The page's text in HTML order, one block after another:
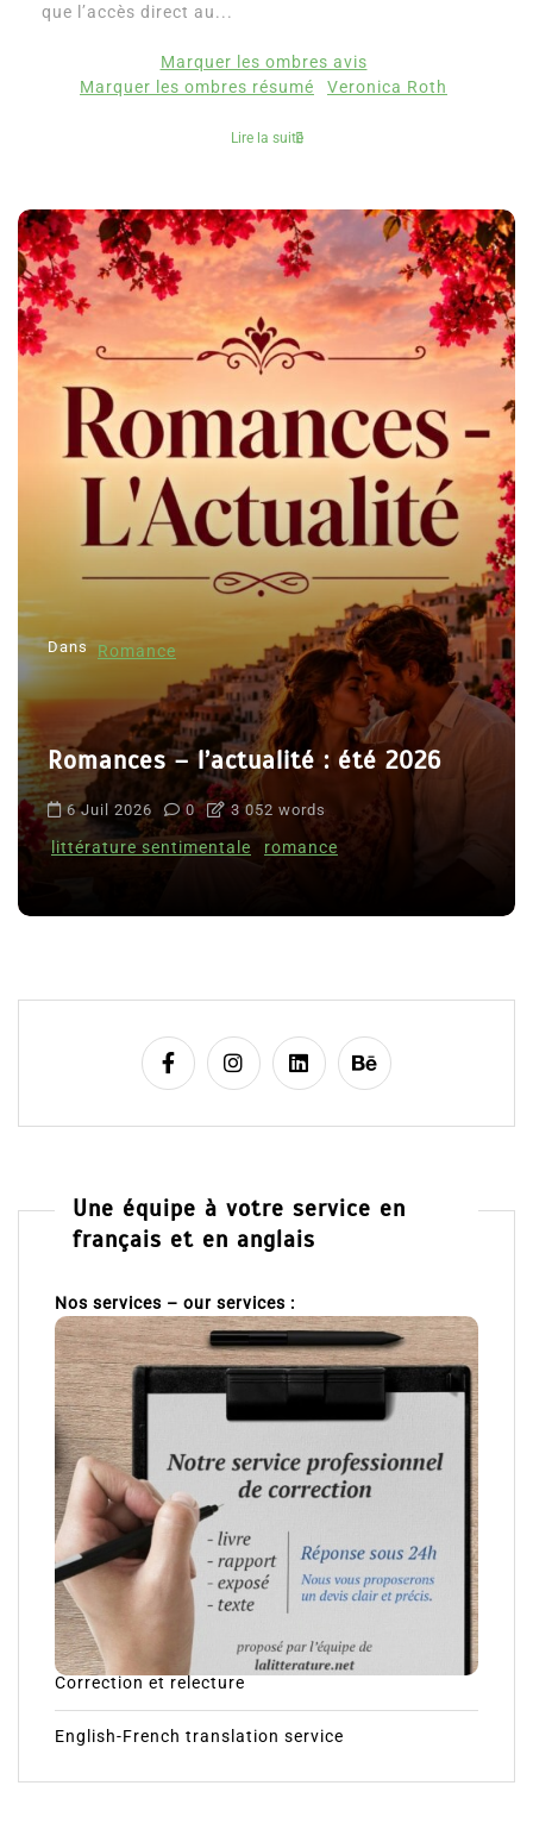
que l’accès direct au...
Marquer les ombres avis
Marquer les ombres résumé
Veronica Roth
Lire la suite
Dans Romance
Romances – l’actualité : été 2026
6 Juil 2026 0 3 052 words
littérature sentimentale romance
Une équipe à votre service en
français et en anglais
Nos services – our services :
Correction et relecture
English-French translation service